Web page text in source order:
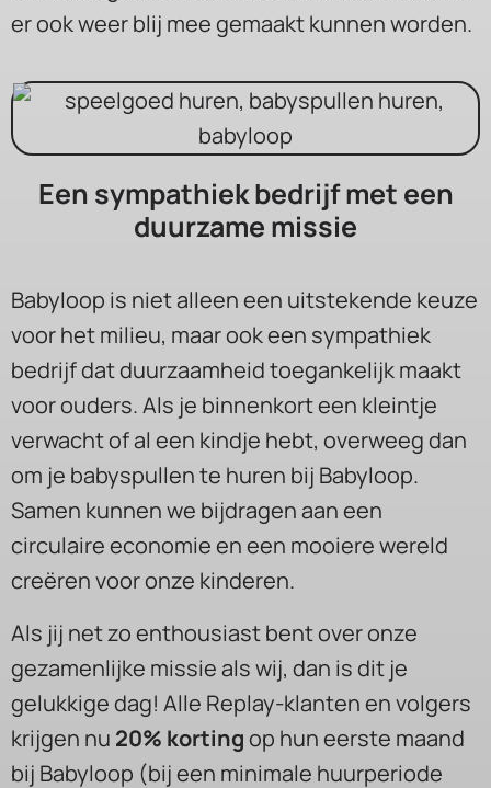
er ook weer blij mee gemaakt kunnen worden.
Een sympathiek bedrijf met een
duurzame missie
Babyloop is niet alleen een uitstekende keuze
voor het milieu, maar ook een sympathiek
bedrijf dat duurzaamheid toegankelijk maakt
voor ouders. Als je binnenkort een kleintje
verwacht of al een kindje hebt, overweeg dan
om je babyspullen te huren bij Babyloop.
Samen kunnen we bijdragen aan een
circulaire economie en een mooiere wereld
creëren voor onze kinderen.
Als jij net zo enthousiast bent over onze
gezamenlijke missie als wij, dan is dit je
gelukkige dag! Alle Replay-klanten en volgers
krijgen nu 20% kortingop hun eerste maand
bij Babyloop (bij een minimale huurperiode